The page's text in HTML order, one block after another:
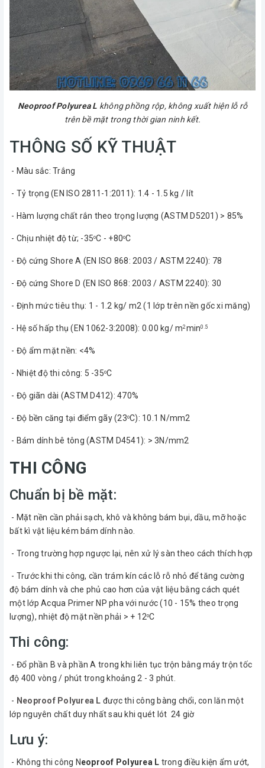
Neoproof Polyurea L không phồng rộp, không xuất hiện lỗ rỗ
trên bề mặt trong thời gian ninh kết.
THÔNG SỐ KỸ THUẬT
- Màu sắc: Trắng
- Tỷ trọng (EN ISO 2811-1:2011): 1.4 - 1.5 kg / lít
- Hàm lượng chất rắn theo trọng lượng (ASTM D5201) > 85%
- Chịu nhiệt độ từ; -35oC - +80oC
- Độ cứng Shore A (EN ISO 868: 2003 / ASTM 2240): 78
- Độ cứng Shore D (EN ISO 868: 2003 / ASTM 2240): 30
- Định mức tiêu thụ: 1 - 1.2 kg/ m2 (1 lớp trên nền gốc xi măng)
- Hệ số hấp thụ (EN 1062-3:2008): 0.00 kg/ m2 min0.5
- Độ ẩm mặt nền: <4%
- Nhiệt độ thi công: 5 -35oC
- Độ giãn dài (ASTM D412): 470%
- Độ bền căng tại điểm gãy (23oC): 10.1 N/mm2
- Bám dính bê tông (ASTM D4541): > 3N/mm2
THI CÔNG
Chuẩn bị bề mặt:
- Mặt nền cần phải sạch, khô và không bám bụi, dầu, mỡ hoặc
bất kì vật liệu kém bám dính nào.
- Trong trường hợp ngược lại, nên xử lý sàn theo cách thích hợp
- Trước khi thi công, cần trám kín các lỗ rỗ nhỏ để tăng cường
độ bám dính và che phủ cao hơn của vật liệu bằng cách quét
một lớp Acqua Primer NP pha với nước (10 - 15% theo trọng
lượng), nhiệt độ mặt nền phải > + 12oC
Thi công:
- Đổ phần B và phần A trong khi liên tục trộn bằng máy trộn tốc
độ 400 vòng / phút trong khoảng 2 - 3 phút.
- Neoproof Polyurea L được thi công bàng chổi, con lăn một
lớp nguyên chất duy nhất sau khi quét lót 24 giờ
Lưu ý:
- Không thi công Neoproof Polyurea L trong điều kiện ẩm ướt,